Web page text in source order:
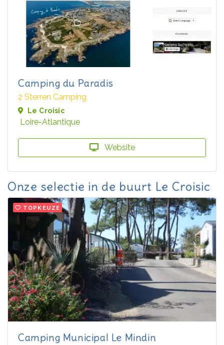
Camping du Paradis
2 Sterren Camping
Le Croisic
Loire-Atlantique
Website
Onze selectie in de buurt Le Croisic
TOPKEUZE
Camping Municipal Le Mindin